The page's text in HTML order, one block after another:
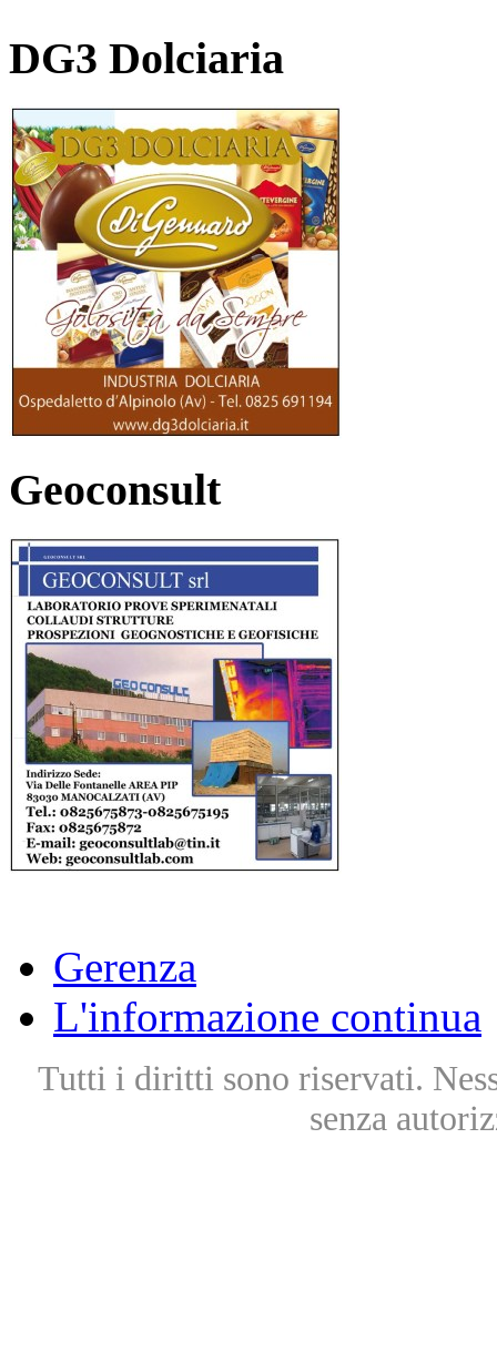
DG3 Dolciaria
Geoconsult
Gerenza
L'informazione continua
Tutti i diritti sono riservati.
senza